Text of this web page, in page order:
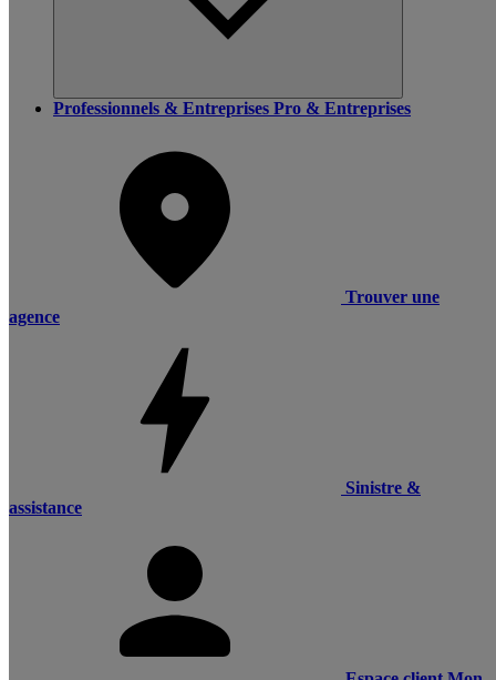
Professionnels & Entreprises Pro & Entreprises
Trouver une
agence
Sinistre &
assistance